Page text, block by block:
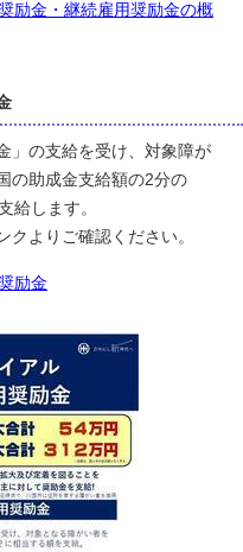
励金・継続雇用奨励金の概
」の支給を受け、対象障が
の助成金支給額の2分の
給します。
よりご確認ください。
励金